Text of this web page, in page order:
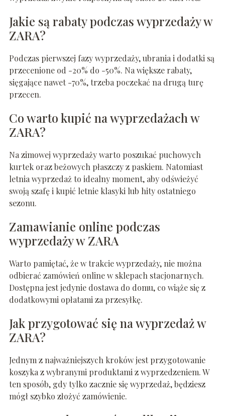
Jakie są rabaty podczas wyprzedaży w
ZARA?
Podczas pierwszej fazy wyprzedaży, ubrania i dodatki są
przecenione od -20% do -50%. Na większe rabaty,
sięgające nawet -70%, trzeba poczekać na drugą turę
przecen.
Co warto kupić na wyprzedażach w
ZARA?
Na zimowej wyprzedaży warto poszukać puchowych
kurtek oraz beżowych płaszczy z paskiem. Natomiast
letnia wyprzedaż to idealny moment, aby odświeżyć
swoją szafę i kupić letnie klasyki lub hity ostatniego
sezonu.
Zamawianie online podczas
wyprzedaży w ZARA
Warto pamiętać, że w trakcie wyprzedaży, nie można
odbierać zamówień online w sklepach stacjonarnych.
Dostępna jest jedynie dostawa do domu, co wiąże się z
dodatkowymi opłatami za przesyłkę.
Jak przygotować się na wyprzedaż w
ZARA?
Jednym z najważniejszych kroków jest przygotowanie
koszyka z wybranymi produktami z wyprzedzeniem. W
ten sposób, gdy tylko zacznie się wyprzedaż, będziesz
mógł szybko złożyć zamówienie.